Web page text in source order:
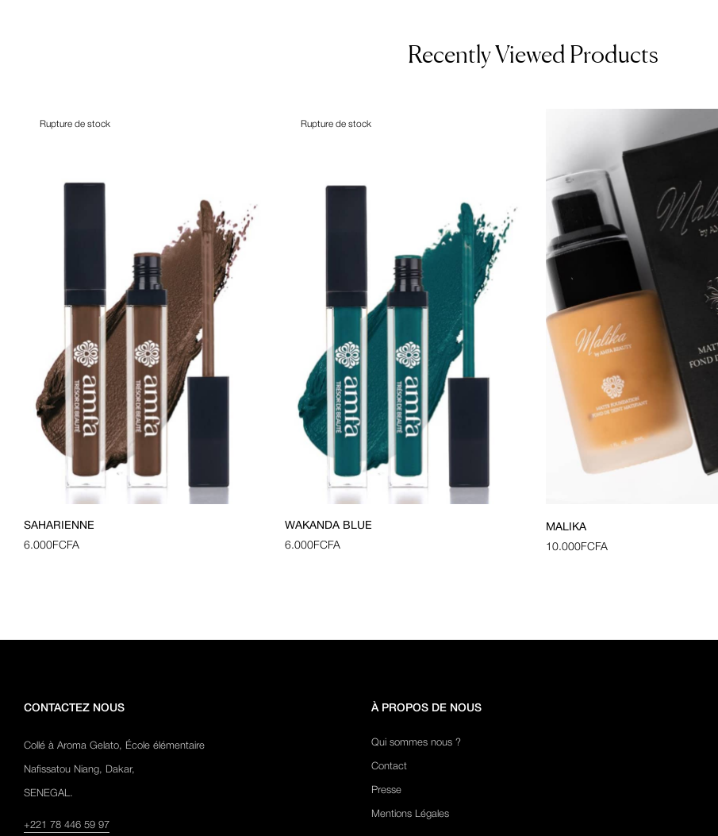
Recently Viewed Products
Rupture de stock
SAHARIENNE
6.000FCFA
Rupture de stock
WAKANDA BLUE
6.000FCFA
MALIKA
10.000FCFA
CONTACTEZ NOUS
Collé à Aroma Gelato, École élémentaire
Nafissatou Niang, Dakar,
SENEGAL.
+221 78 446 59 97
À PROPOS DE NOUS
Qui sommes nous ?
Contact
Presse
Mentions Légales